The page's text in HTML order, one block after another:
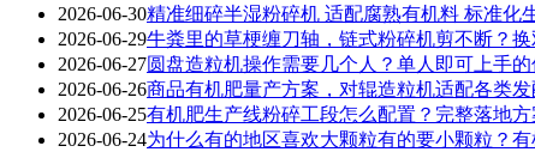
2026-06-30精准细碎半湿粉碎机 适配腐熟有机料 标准化
2026-06-29牛粪里的草梗缠刀轴，链式粉碎机剪不断？
2026-06-27圆盘造粒机操作需要几个人？单人即可上手
2026-06-26商品有机肥量产方案，对辊造粒机适配各类
2026-06-25有机肥生产线粉碎工段怎么配置？完整落地方
2026-06-24为什么有的地区喜欢大颗粒有的要小颗粒？